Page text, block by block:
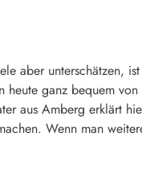
aber unterschätzen,
ganz bequem
aus Amberg erklärt
Wenn man